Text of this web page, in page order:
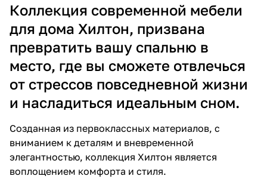
Коллекция современной мебели
для дома Хилтон, призвана
превратить вашу спальню в
место, где вы сможете отвлечься
от стрессов повседневной жизни
и насладиться идеальным сном.
Созданная из первоклассных материалов, с
вниманием к деталям и вневременной
элегантностью, коллекция Хилтон является
воплощением комфорта и стиля.